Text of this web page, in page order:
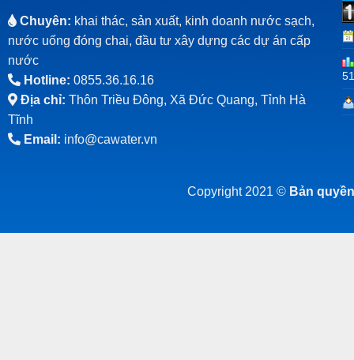
Chuyên: khai thác, sản xuất, kinh doanh nước sạch,
nước uống đóng chai, đầu tư xây dựng các dự án cấp
nước
Hotline: 0855.36.16.16
Địa chỉ: Thôn Triều Đông, Xã Đức Quang, Tỉnh Hà
Tĩnh
Email: info@cawater.vn
Copyright 2021 © Bản